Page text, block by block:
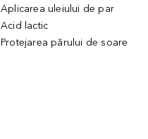
Aplicarea uleiului de par
Acid lactic
Protejarea părului de soare